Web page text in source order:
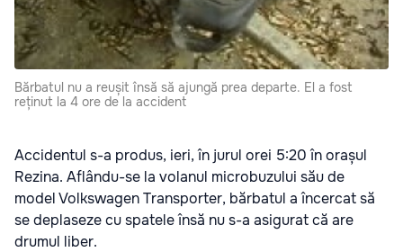
Bărbatul nu a reușit însă să ajungă prea departe. El a fost
reținut la 4 ore de la accident
Accidentul s-a produs, ieri, în jurul orei 5:20 în orașul
Rezina. Aflându-se la volanul microbuzului său de
model Volkswagen Transporter, bărbatul a încercat să
se deplaseze cu spatele însă nu s-a asigurat că are
drumul liber.